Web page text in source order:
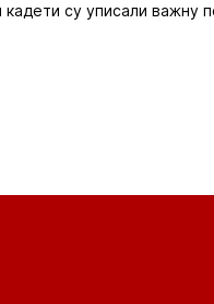
су уписали важну